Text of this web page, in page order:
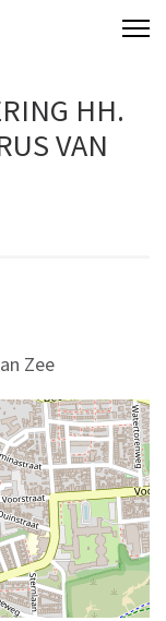
Egmond
HH.
VAN
Zee